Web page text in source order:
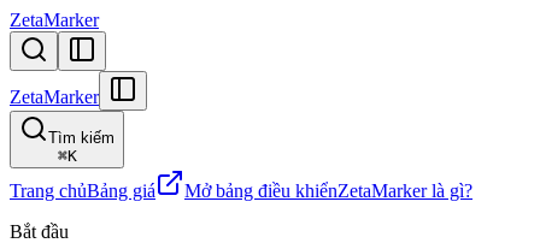
ZetaMarker
ZetaMarker
Tìm kiếm
⌘K
Trang chủBảng giá Mở bảng điều khiểnZetaMarker là gì?
Bắt đầu